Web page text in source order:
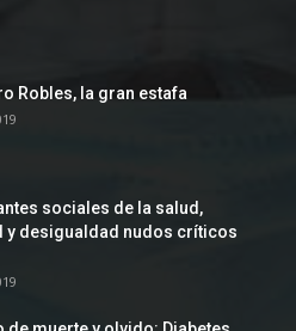
Robles, la gran estafa
sociales de la salud,
y desigualdad nudos críticos